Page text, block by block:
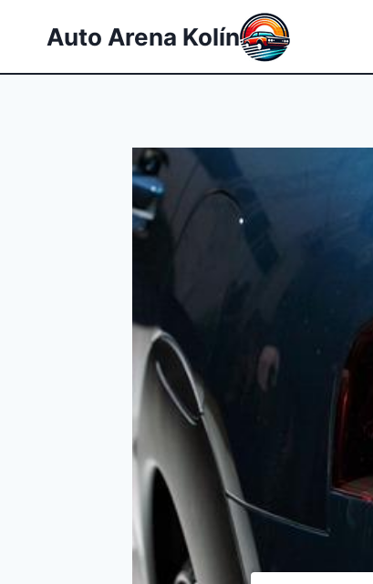
Auto Arena Kolín